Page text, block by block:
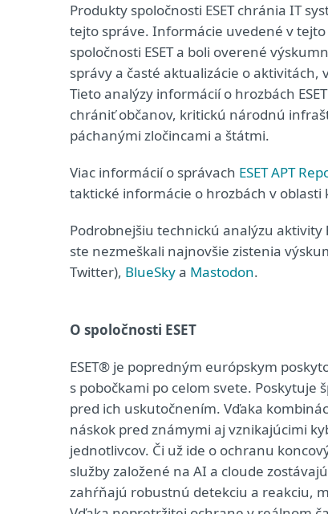
Produkty spoločnosti ESET chránia IT
tejto správe. Informácie uvedené v
spoločnosti ESET a boli overené
správy a časté aktualizácie o
Tieto analýzy informácií o hrozbách
chrániť občanov, kritickú národnú
páchanými zločincami a štátmi.
Viac informácií o správach ESET APT
taktické informácie o hrozbách v oblasti
Podrobnejšiu technickú analýzu
ste nezmeškali najnovšie zistenia
Twitter), BlueSkya Mastodon.
O spoločnosti ESET
ESET® je popredným európskym
s pobočkami po celom svete.
pred ich uskutočnením. Vďaka
náskok pred známymi aj vznikajúcimi
jednotlivcov. Či už ide o ochranu
služby založené na AI a cloude
zahŕňajú robustnú detekciu a reakciu,